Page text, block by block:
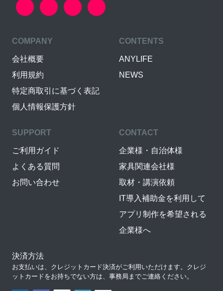
COMPANY
会社概要
利用規約
特定商取引に基づく表記
個人情報保護方針
CONTENTS
ANYLIFE
NEWS
SUPPORT
ご利用ガイド
よくある質問
お問い合わせ
CONTACT
企業様・自治体様
家具関連会社様
取材・講演依頼
IT導入補助金を利用して
アプリ制作を希望される
企業様へ
決済方法
お支払いは、クレジットカード決済がご利用いただけます。クレジ
ットカードをお持ちでない方は、事務局までご連絡ください。